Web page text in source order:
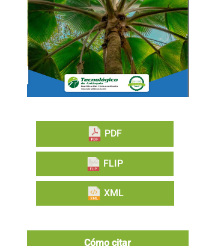
PDF
FLIP
XML
Cómo citar